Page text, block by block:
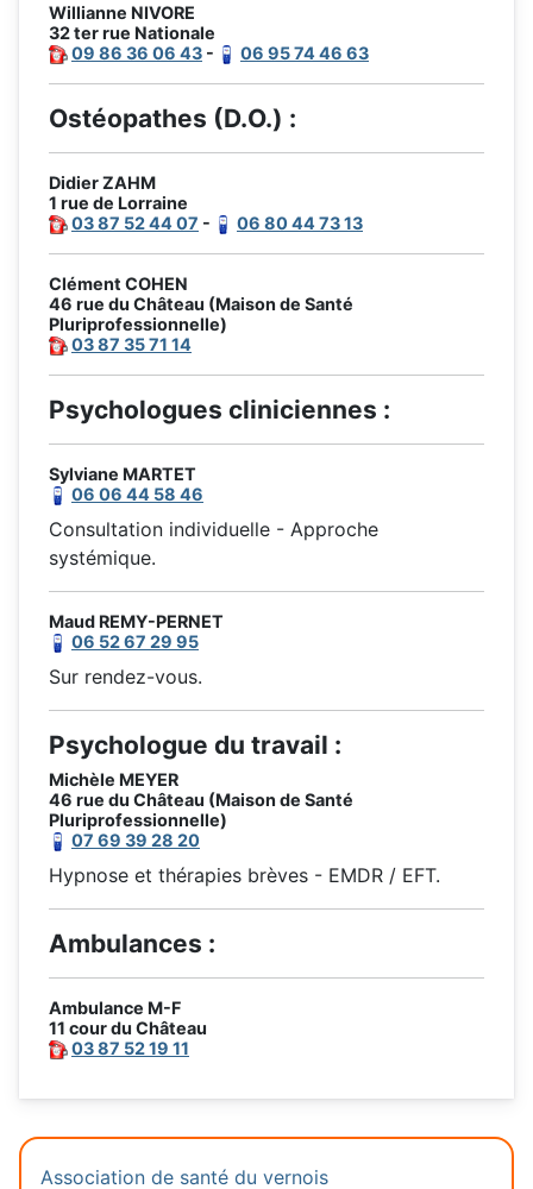
Willianne NIVORE
32 ter rue Nationale
09 86 36 06 43 - 06 95 74 46 63
Ostéopathes (D.O.) :
Didier ZAHM
1 rue de Lorraine
03 87 52 44 07 - 06 80 44 73 13
Clément COHEN
46 rue du Château (Maison de Santé
Pluriprofessionnelle)
03 87 35 71 14
Psychologues cliniciennes :
Sylviane MARTET
06 06 44 58 46
Consultation individuelle - Approche
systémique.
Maud REMY-PERNET
06 52 67 29 95
Sur rendez-vous.
Psychologue du travail :
Michèle MEYER
46 rue du Château (Maison de Santé
Pluriprofessionnelle)
07 69 39 28 20
Hypnose et thérapies brèves - EMDR / EFT.
Ambulances :
Ambulance M-F
11 cour du Château
03 87 52 19 11
Association de santé du vernois